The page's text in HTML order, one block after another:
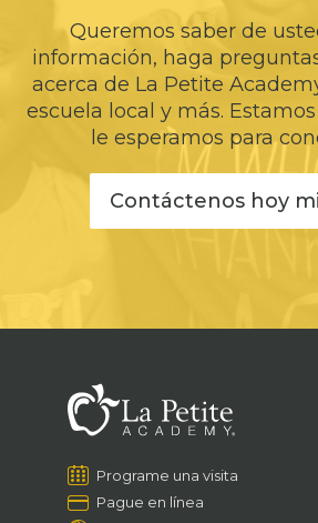
Queremos saber de
información, haga
acerca de La Petite
escuela local y más.
le esperamos para
Contáctenos hoy
Programe una visita
Pague en línea